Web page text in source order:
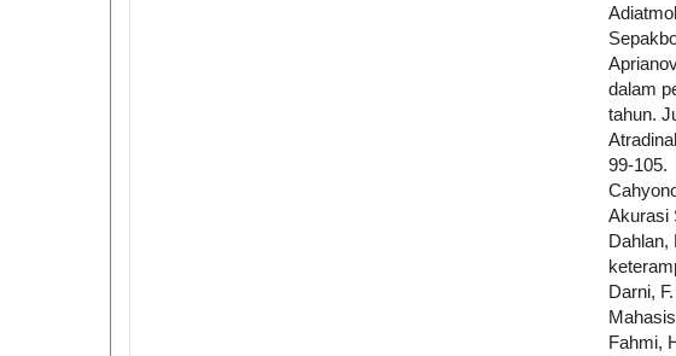
dalam
tahun.
99-105.
Akurasi
Dahlan,
Darni,
Fahmi,